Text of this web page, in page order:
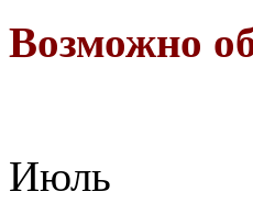
Возможно
Июль